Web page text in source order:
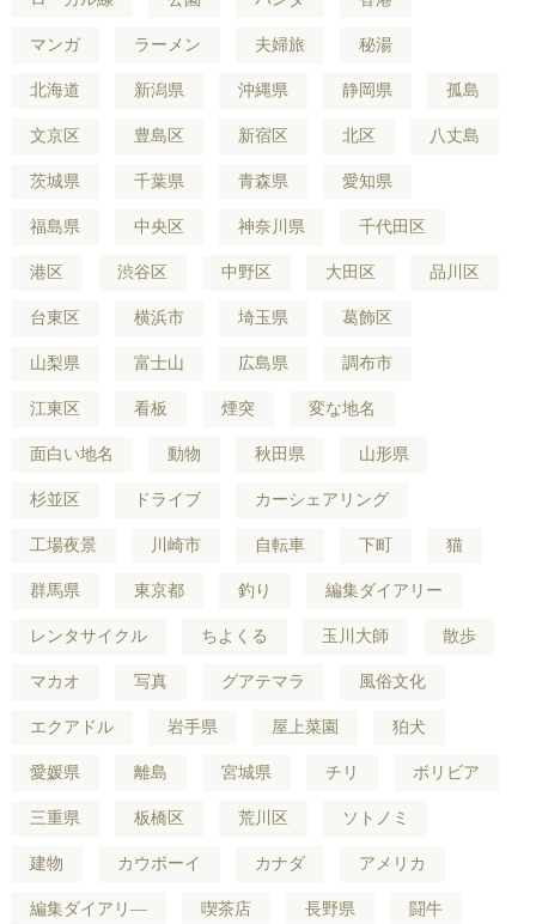
マンガ ラーメン 夫婦旅 秘湯
北海道 新潟県 沖縄県 静岡県 孤島
文京区 豊島区 新宿区 北区 八丈島
茨城県 千葉県 青森県 愛知県
福島県 中央区 神奈川県 千代田区
港区 渋谷区 中野区 大田区 品川区
台東区 横浜市 埼玉県 葛飾区
山梨県 富士山 広島県 調布市
江東区 看板 煙突 変な地名
面白い地名 動物 秋田県 山形県
杉並区 ドライブ カーシェアリング
工場夜景 川崎市 自転車 下町 猫
群馬県 東京都 釣り 編集ダイアリー
レンタサイクル ちよくる 玉川大師 散歩
マカオ 写真 グアテマラ 風俗文化
エクアドル 岩手県 屋上菜園 狛犬
愛媛県 離島 宮城県 チリ ボリビア
三重県 板橋区 荒川区 ソトノミ
建物 カウボーイ カナダ アメリカ
編集ダイアリ― 喫茶店 長野県 闘牛